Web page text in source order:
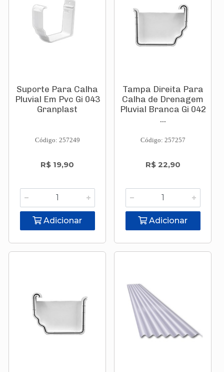
Suporte Para Calha
Pluvial Em Pvc Gi 043
Granplast
Código: 257249
R$ 19,90
Adicionar
Tampa Direita Para
Calha de Drenagem
Pluvial Branca Gi 042
...
Código: 257257
R$ 22,90
Adicionar